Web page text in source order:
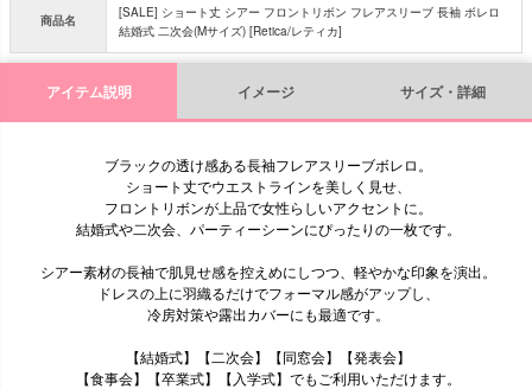
商品名
[SALE] ショート丈 シアー フロントリボン フレアスリーブ 長袖 ボレロ
結婚式 二次会(Mサイズ) [Retica/レティカ]
アイテム説明 イメージ サイズ・詳細
ブラックの透け感ある長袖フレアスリーブボレロ。
ショート丈でウエストラインを美しく見せ、
フロントリボンが上品で女性らしいアクセントに。
結婚式や二次会、パーティーシーンにぴったりの一枚です。
シアー素材の長袖で肌見せ感を控えめにしつつ、軽やかな印象を演出。
ドレスの上に羽織るだけでフォーマル感がアップし、
冷房対策や露出カバーにも最適です。
【結婚式】【二次会】【同窓会】【発表会】
【食事会】【卒業式】【入学式】でもご利用いただけます。